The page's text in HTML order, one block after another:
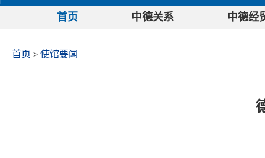
首页 中德关系 中德经
首页 > 使馆要闻